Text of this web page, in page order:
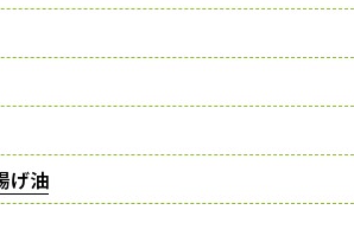
げ油